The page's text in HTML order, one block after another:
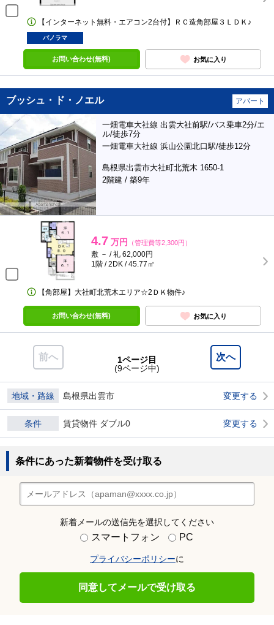
【インターネット無料・エアコン2台付】ＲＣ造角部屋３ＬＤＫ♪
パノラマ
お問い合わせ(無料) お気に入り
ブッシュ・ド・ノエル アパート
一畑電車大社線 出雲大社前駅/バス乗車2分/エ
ル/徒歩7分
一畑電車大社線 浜山公園北口駅/徒歩12分
島根県出雲市大社町北荒木 1650-1
2階建 / 築9年
4.7 万円 （管理費等2,300円）
敷 － / 礼 62,000円
1階 / 2DK / 45.77㎡
【角部屋】大社町北荒木エリア☆2ＤＫ物件♪
お問い合わせ(無料) お気に入り
前へ 次へ
1ページ目
(9ページ中)
地域・路線 島根県出雲市 変更する
条件 賃貸物件 ダブル0 変更する
条件にあった新着物件を受け取る
新着メールの送信先を選択してください
スマートフォン PC
プライバシーポリシーに
同意してメールで受け取る